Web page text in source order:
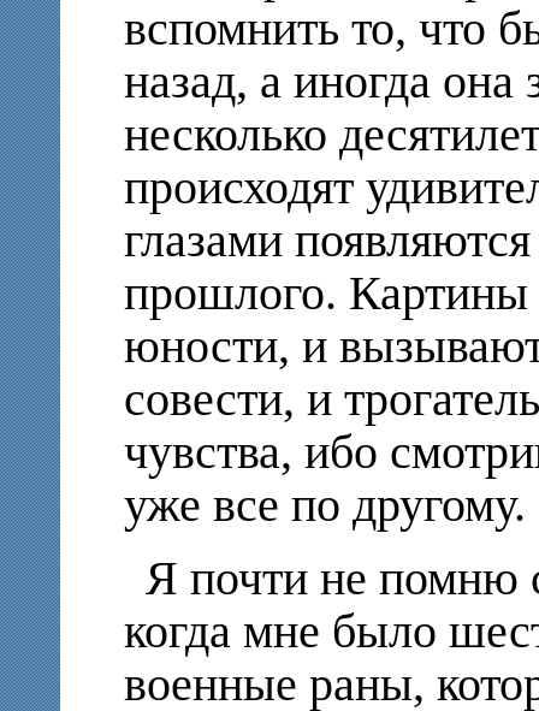
вспомнить то, что
назад, а иногда она
несколько
происходят
глазами
прошлого. Картины
юности, и
совести, и
чувства, ибо
уже все по другому.
Я почти не помню
когда мне было
военные раны,